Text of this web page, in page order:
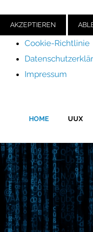
AKZEPTIEREN
Cookie-Richtlinie
Impressum
HOME UUX